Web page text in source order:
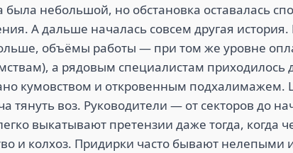
небольшой, но обстановка оставалась
А дальше началась совсем другая
объёмы работы — при том же уровне
а рядовым специалистам приходилось
кумовством и откровенным подхалимажем.
тянуть воз. Руководители — от секторов до
выкатывают претензии даже тогда, когда
и колхоз. Придирки часто бывают нелепыми